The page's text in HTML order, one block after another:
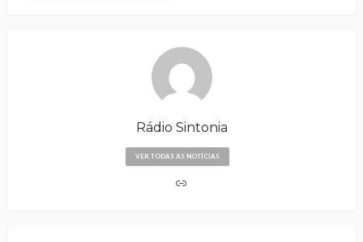
Rádio Sintonia
VER TODAS AS NOTÍCIAS